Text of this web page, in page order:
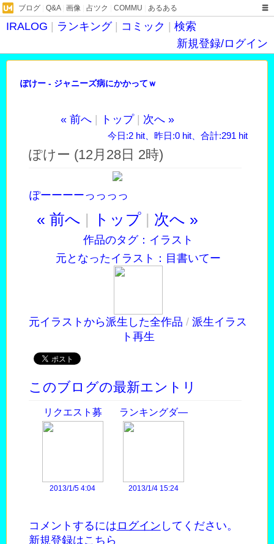
ブログ Q&A| 画像 占ツク COMMU あるある
IRALOG ランキング コミック
検索
新規登録/ログイン
ぽけー - ジャニーズ病にかかってｗ
« 前へ トップ 次へ »
今日:2 hit、昨日:0 hit、合計:291 hit
ぽけー (12月28日 2時)
ぽーーーーっっっっ
« 前へ トップ 次へ »
作品のタグ： イラスト
元となったイラスト： 目書いてー
元イラストから派生した全作品 /派生イラス
ト再生
このブログの最新エントリ
リクエスト募
2013/1/5 4:04
ランキングダ―
2013/1/4 15:24
コメントするには ログイン してください。
新規登録はこちら